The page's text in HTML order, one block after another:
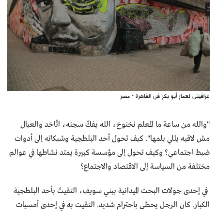
غرافيتي لعمار أبو بكر في القاهرة - مصر
"والله من ساعة ما المعلم نخنوخ، الله يفكّ سجنه، اتّاخد والعيال
مش لاقيه يللي يلمها". كيف تحول أحد البلطجية وشبكاته إلى أدوات
ضبط اجتماعي؟ وكيف تحول إلى مؤسسة كبيرة يمتد نشاطها في عوالم
مختلفة من السياسة إلى الاقتصاد والاجتماع؟
في إحدى جولات البحث الميدانية ببني سويف، التقيتُ بأحد البلطجية
الكبار. كان الرجل يحظى باحترام شديد. التقيت به في إحدى أمسيات